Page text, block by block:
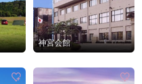
神宮会館